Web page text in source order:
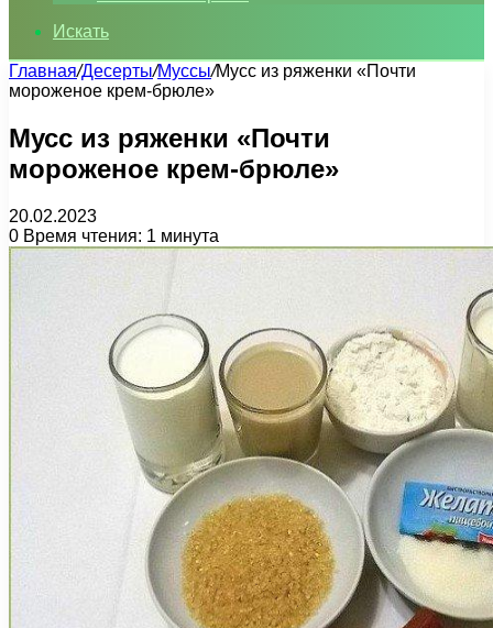
Искать
Главная/Десерты/Муссы/Мусс из ряженки «Почти
мороженое крем-брюле»
Мусс из ряженки «Почти
мороженое крем-брюле»
20.02.2023
0 Время чтения: 1 минута